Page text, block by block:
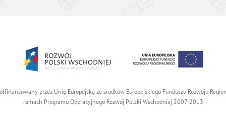
przez Unię Europejską ze środków Europejskiego Funduszu Rozwoju
ramach Programu Operacyjnego Rozwój Polski Wschodniej 2007-2013